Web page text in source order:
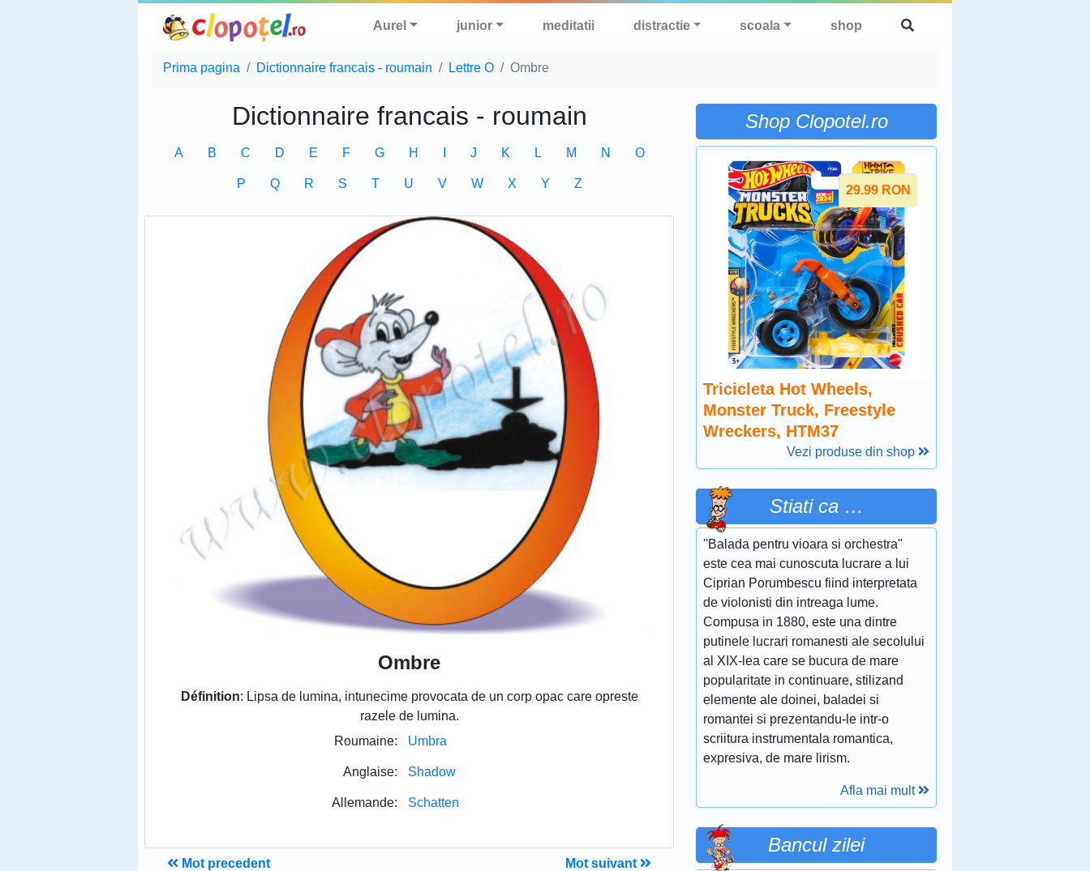
Aurel junior meditatii distractie scoala shop
Prima pagina Dictionnaire francais - roumain Lettre O Ombre
Dictionnaire francais - roumain
A B C D E F G H J K L M N O
P Q R S T U V W X Y Z
Ombre
Définition: Lipsa de lumina, intunecime provocata de un corp opac care opreste
razele de lumina.
Roumaine:
Umbra
Anglaise: Shadow
Allemande: Schatten
Mot precedent Mot suivant
Shop Clopotel.ro
29.99 RON
Tricicleta Hot Wheels,
Monster Truck, Freestyle
Wreckers, HTM37
Vezi produse din shop
Stiati ca …
''Balada pentru vioara si orchestra''
este cea mai cunoscuta lucrare a lui
Ciprian Porumbescu fiind interpretata
de violonisti din intreaga lume.
Compusa in 1880, este una dintre
putinele lucrari romanesti ale secolului
al XIX-lea care se bucura de mare
popularitate in continuare, stilizand
elemente ale doinei, baladei si
romantei si prezentandu-le intr-o
scriitura instrumentala romantica,
expresiva, de mare lirism.
Afla mai mult
Bancul zilei